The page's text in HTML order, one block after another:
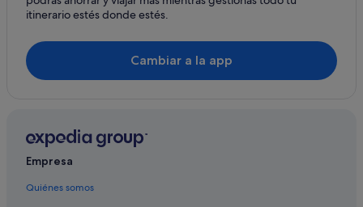
Casas rurales en Vigo
Hotusa hoteles en Vigo
Pensiones en Estación de tren de Vigo-Guixar
Hoteles de 4 estrellas en Vigo
Hoteles de negocios en Vigo
itinerario estés donde estés.
Cambiar a la app
Empresa
Quiénes somos